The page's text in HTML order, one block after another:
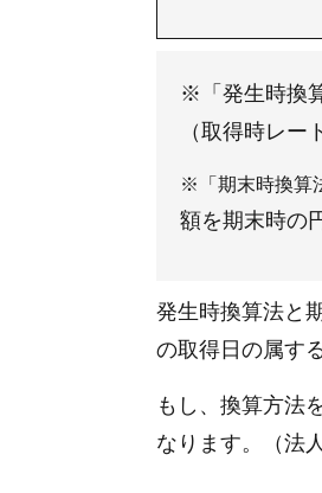
※「発生時換
（取得時レー
※「期末時換算
額を期末時の
発生時換算法と
の取得日の属す
もし、換算方法
なります。（法